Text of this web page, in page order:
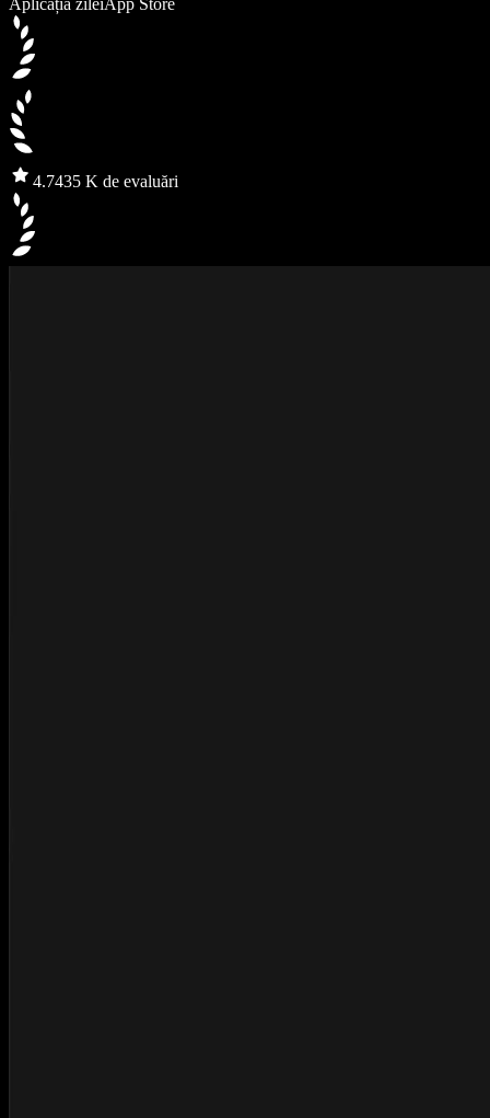
Aplicația zileiApp Store
4.7435 K de evaluări